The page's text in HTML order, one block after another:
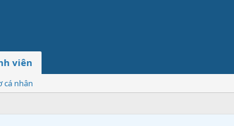
viên
cá nhân